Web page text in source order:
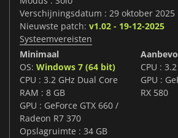
Verschijningsdatum : 29 oktober 2025
Nieuwste patch: v1.02 - 19-12-2025
Systeemvereisten
Minimaal
OS: Windows 7 (64 bit)
CPU : 3.2 GHz Dual Core
RAM : 8 GB
GPU : GeForce GTX 660 /
Radeon R7 370
Opslagruimte : 34 GB
CPU :
GPU :
RX 580